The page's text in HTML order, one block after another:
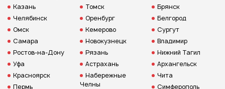
Казань
Челябинск
Омск
Самара
Ростов-на-Дону
Уфа
Красноярск
Пермь
Томск
Оренбург
Кемерово
Новокузнецк
Рязань
Астрахань
Набережные
Челны
Брянск
Белгород
Сургут
Владимир
Нижний Тагил
Архангельск
Чита
Симферополь